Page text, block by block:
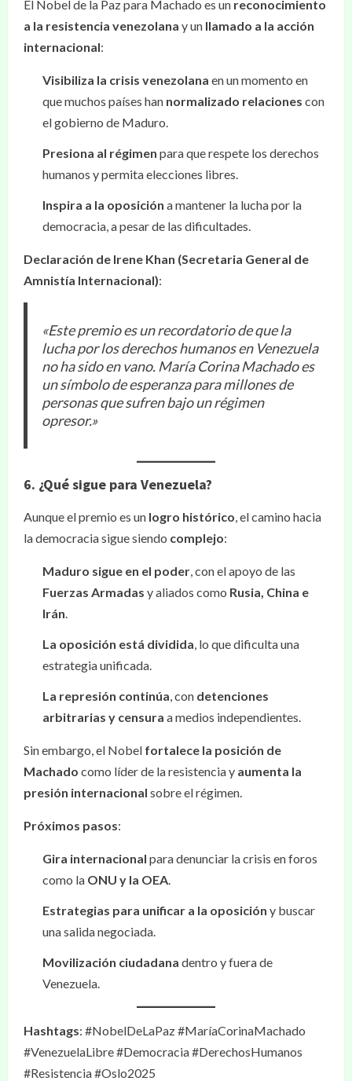
El Nobel de la Paz para Machado es un reconocimiento
a la resistencia venezolana y un llamado a la acción
internacional:
Visibiliza la crisis venezolana en un momento en
que muchos países han normalizado relaciones con
el gobierno de Maduro.
Presiona al régimen para que respete los derechos
humanos y permita elecciones libres.
Inspira a la oposición a mantener la lucha por la
democracia, a pesar de las dificultades.
Declaración de Irene Khan (Secretaria General de
Amnistía Internacional):
«Este premio es un recordatorio de que la
lucha por los derechos humanos en Venezuela
no ha sido en vano. María Corina Machado es
un símbolo de esperanza para millones de
personas que sufren bajo un régimen
opresor.»
6. ¿Qué sigue para Venezuela?
Aunque el premio es un logro histórico, el camino hacia
la democracia sigue siendo complejo:
Maduro sigue en el poder, con el apoyo de las
Fuerzas Armadas y aliados como Rusia, China e
Irán.
La oposición está dividida, lo que dificulta una
estrategia unificada.
La represión continúa, con detenciones
arbitrarias y censura a medios independientes.
Sin embargo, el Nobel fortalece la posición de
Machado como líder de la resistencia y aumenta la
presión internacional sobre el régimen.
Próximos pasos:
Gira internacional para denunciar la crisis en foros
como la ONU y la OEA.
Estrategias para unificar a la oposición y buscar
una salida negociada.
Movilización ciudadana dentro y fuera de
Venezuela.
Hashtags: #NobelDeLaPaz #MaríaCorinaMachado
#VenezuelaLibre #Democracia #DerechosHumanos
#Resistencia #Oslo2025